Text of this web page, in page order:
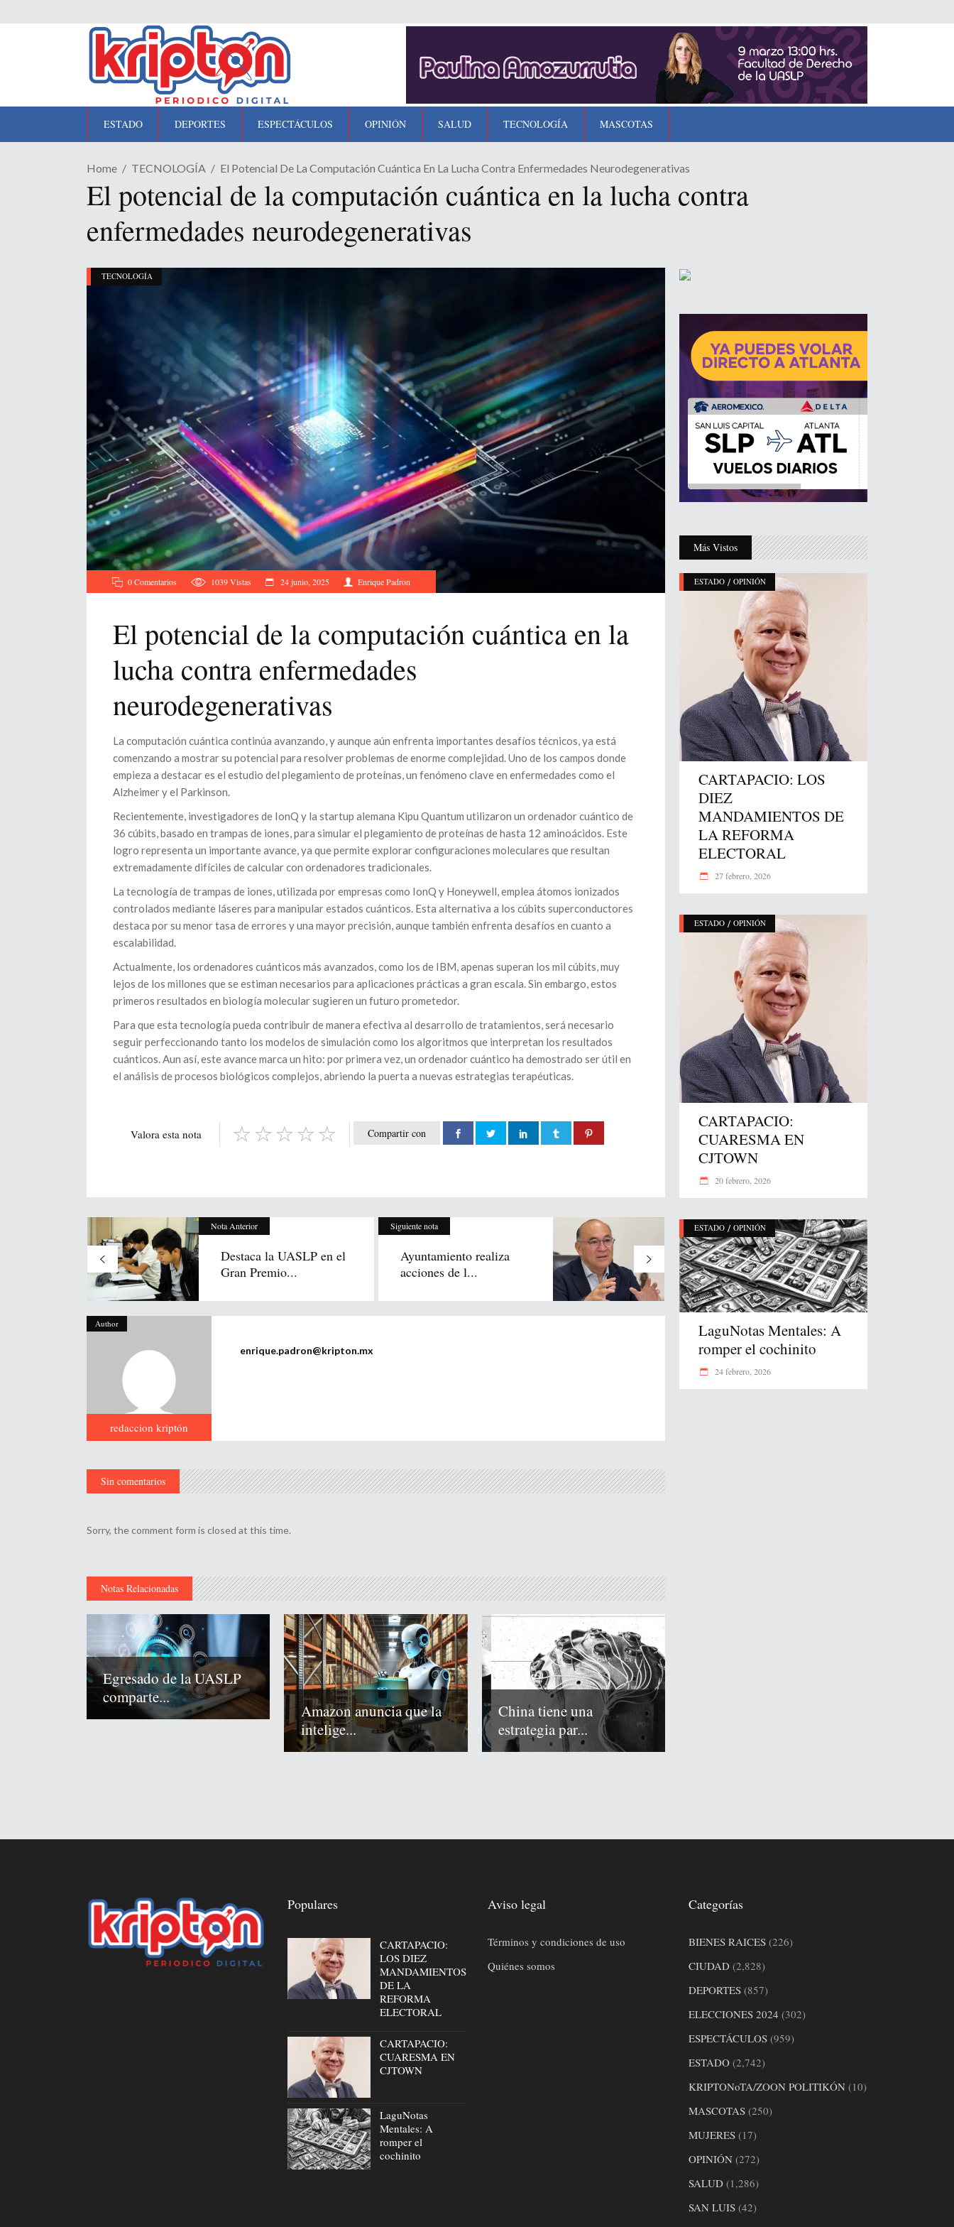
ESTADO DEPORTES ESPECTÁCULOS OPINIÓN SALUD TECNOLOGÍA MASCOTAS
Home TECNOLOGÍA El Potencial De La Computación Cuántica En La Lucha Contra Enfermedades Neurodegenerativas
El potencial de la computación cuántica en la lucha contra
enfermedades neurodegenerativas
TECNOLOGÍA
0 Comentarios 1039Vistas 24 junio, 2025 Enrique Padron
El potencial de la computación cuántica en la
lucha contra enfermedades
neurodegenerativas
La computación cuántica continúa avanzando, y aunque aún enfrenta importantes desafíos técnicos, ya está
comenzando a mostrar su potencial para resolver problemas de enorme complejidad. Uno de los campos donde
empieza a destacar es el estudio del plegamiento de proteínas, un fenómeno clave en enfermedades como el
Alzheimer y el Parkinson.
Recientemente, investigadores de IonQ y la startup alemana Kipu Quantum utilizaron un ordenador cuántico de
36 cúbits, basado en trampas de iones, para simular el plegamiento de proteínas de hasta 12 aminoácidos. Este
logro representa un importante avance, ya que permite explorar configuraciones moleculares que resultan
extremadamente difíciles de calcular con ordenadores tradicionales.
La tecnología de trampas de iones, utilizada por empresas como IonQ y Honeywell, emplea átomos ionizados
controlados mediante láseres para manipular estados cuánticos. Esta alternativa a los cúbits superconductores
destaca por su menor tasa de errores y una mayor precisión, aunque también enfrenta desafíos en cuanto a
escalabilidad.
Actualmente, los ordenadores cuánticos más avanzados, como los de IBM, apenas superan los mil cúbits, muy
lejos de los millones que se estiman necesarios para aplicaciones prácticas a gran escala. Sin embargo, estos
primeros resultados en biología molecular sugieren un futuro prometedor.
Para que esta tecnología pueda contribuir de manera efectiva al desarrollo de tratamientos, será necesario
seguir perfeccionando tanto los modelos de simulación como los algoritmos que interpretan los resultados
cuánticos. Aun así, este avance marca un hito: por primera vez, un ordenador cuántico ha demostrado ser útil en
el análisis de procesos biológicos complejos, abriendo la puerta a nuevas estrategias terapéuticas.
Compartir con
Valora esta nota
Nota Anterior
Destaca la UASLP en el
Gran Premio...
Siguiente nota
Ayuntamiento realiza
acciones de l...
Author
redaccion kriptón
enrique.padron@kripton.mx
Sin comentarios
Sorry, the comment form is closed at this time.
Notas Relacionadas
Egresado de la UASLP
comparte...
Amazon anuncia que la
intelige...
China tiene una
estrategia par...
Más Vistos
ESTADO / OPINIÓN
CARTAPACIO: LOS
DIEZ
MANDAMIENTOS DE
LA REFORMA
ELECTORAL
27 febrero, 2026
ESTADO / OPINIÓN
CARTAPACIO:
CUARESMA EN
CJTOWN
20 febrero, 2026
ESTADO / OPINIÓN
LaguNotas Mentales: A
romper el cochinito
24 febrero, 2026
Populares
CARTAPACIO:
LOS DIEZ
MANDAMIENTOS
DE LA
REFORMA
ELECTORAL
CARTAPACIO:
CUARESMA EN
CJTOWN
LaguNotas
Mentales: A
romper el
cochinito
Aviso legal
Términos y condiciones de uso
Quiénes somos
Categorías
BIENES RAICES(226)
CIUDAD(2,828)
DEPORTES(857)
ELECCIONES 2024 (302)
ESPECTÁCULOS(959)
ESTADO(2,742)
KRIPTONoTA/ZOON POLITIKÓN(10)
MASCOTAS(250)
MUJERES(17)
OPINIÓN(272)
SALUD(1,286)
SAN LUIS(42)